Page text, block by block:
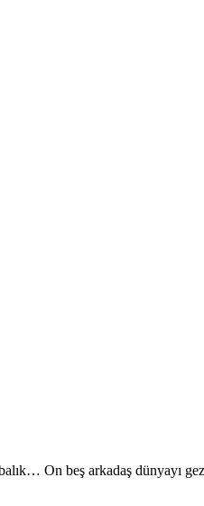
On beş arkadaş dünyayı